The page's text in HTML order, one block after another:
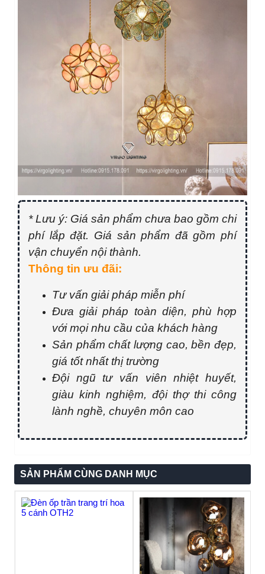
* Lưu ý: Giá sản phẩm chưa bao gồm chi
phí lắp đặt. Giá sản phẩm đã gồm phí
vận chuyển nội thành.
Thông tin ưu đãi:
Tư vấn giải pháp miễn phí
Đưa giải pháp toàn diện, phù hợp
với mọi nhu cầu của khách hàng
Sản phẩm chất lượng cao, bền đẹp,
giá tốt nhất thị trường
Đội ngũ tư vấn viên nhiệt huyết,
giàu kinh nghiệm, đội thợ thi công
lành nghề, chuyên môn cao
SẢN PHẨM CÙNG DANH MỤC